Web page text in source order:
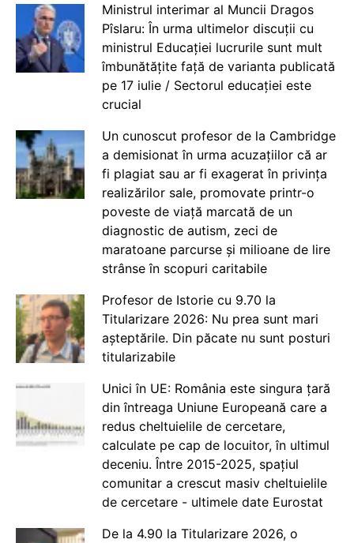
Ministrul interimar al Muncii Dragos
Pîslaru: În urma ultimelor discuții cu
ministrul Educației lucrurile sunt mult
îmbunătățite față de varianta publicată
pe 17 iulie / Sectorul educației este
crucial
Un cunoscut profesor de la Cambridge
a demisionat în urma acuzațiilor că ar
fi plagiat sau ar fi exagerat în privința
realizărilor sale, promovate printr-o
poveste de viață marcată de un
diagnostic de autism, zeci de
maratoane parcurse și milioane de lire
strânse în scopuri caritabile
Profesor de Istorie cu 9.70 la
Titularizare 2026: Nu prea sunt mari
așteptările. Din păcate nu sunt posturi
titularizabile
Unici în UE: România este singura țară
din întreaga Uniune Europeană care a
redus cheltuielile de cercetare,
calculate pe cap de locuitor, în ultimul
deceniu. Între 2015-2025, spațiul
comunitar a crescut masiv cheltuielile
de cercetare - ultimele date Eurostat
De la 4.90 la Titularizare 2026, o